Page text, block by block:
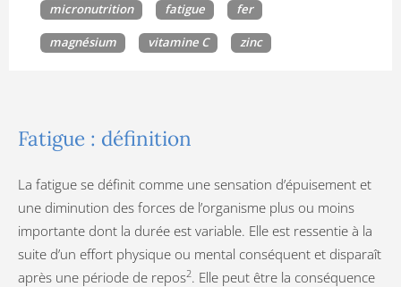
micronutrition fatigue fer
magnésium vitamine C zinc
Fatigue : définition
La fatigue se définit comme une sensation d’épuisement et
une diminution des forces de l’organisme plus ou moins
importante dont la durée est variable. Elle est ressentie à la
suite d’un effort physique ou mental conséquent et disparaît
après une période de repos2. Elle peut être la conséquence